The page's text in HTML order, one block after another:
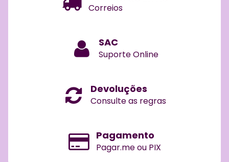
Correios
SAC
Suporte Online
Devoluções
Consulte as regras
Pagamento
Pagar.me ou PIX